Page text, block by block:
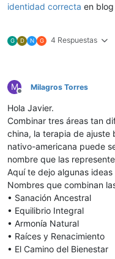
identidad correcta en
G D N G 4 Respuestas
M
Desconectado
Milagros Torres
Hola Javier.
Combinar tres áreas tan
china, la terapia de ajuste
nativo-americana puede
nombre que las
Aquí te dejo algunas
Nombres que combinan
• Sanación Ancestral
• Equilibrio Integral
• Armonía Natural
• Raíces y Renacimiento
• El Camino del Bienestar